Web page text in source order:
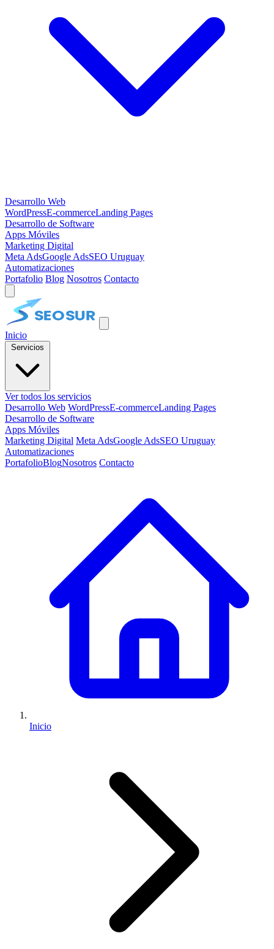
Desarrollo Web
WordPressE-commerceLanding Pages
Desarrollo de Software
Apps Móviles
Marketing Digital
Meta AdsGoogle AdsSEO Uruguay
Automatizaciones
Portafolio Blog Nosotros Contacto
Inicio
Ver todos los servicios
Desarrollo Web WordPressE-commerceLanding Pages
Desarrollo de Software
Apps Móviles
Marketing Digital Meta AdsGoogle AdsSEO Uruguay
Automatizaciones
PortafolioBlogNosotros Contacto
Inicio